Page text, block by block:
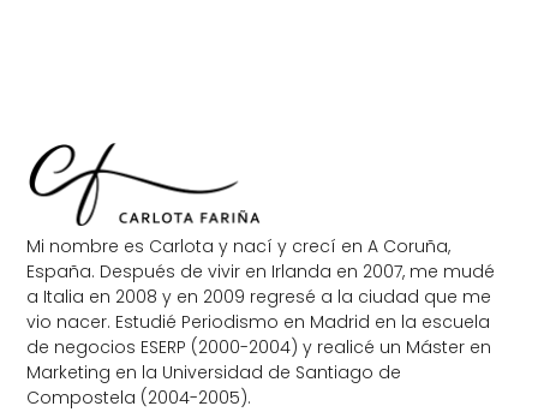
Mi nombre es Carlota y nací y crecí en A Coruña,
España. Después de vivir en Irlanda en 2007, me mudé
a Italia en 2008 y en 2009 regresé a la ciudad que me
vio nacer. Estudié Periodismo en Madrid en la escuela
de negocios ESERP (2000-2004) y realicé un Máster en
Marketing en la Universidad de Santiago de
Compostela (2004-2005).